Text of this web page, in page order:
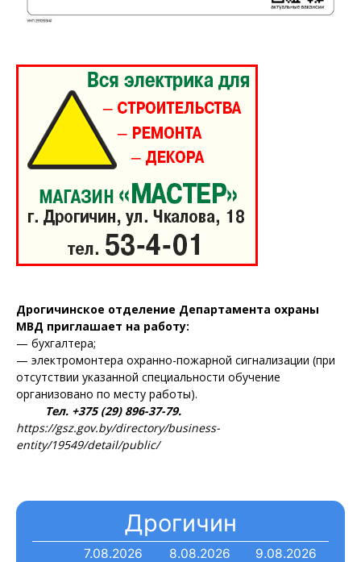
ПОДПИСАТЬСЯ
Редакция "ДВ"
Наша гісторыя
Правила использования материалов
Дрогичинское отделение Департамента охраны
МВД приглашает на работу:
— бухгалтера;
— электромонтера охранно-пожарной сигнализации (при
отсутствии указанной специальности обучение
организовано по месту работы).
Тел. +375 (29) 896-37-79.
https://gsz.gov.by/directory/business-
entity/19549/detail/public/
Дрогичин
7.08.2026
8.08.2026
9.08.2026